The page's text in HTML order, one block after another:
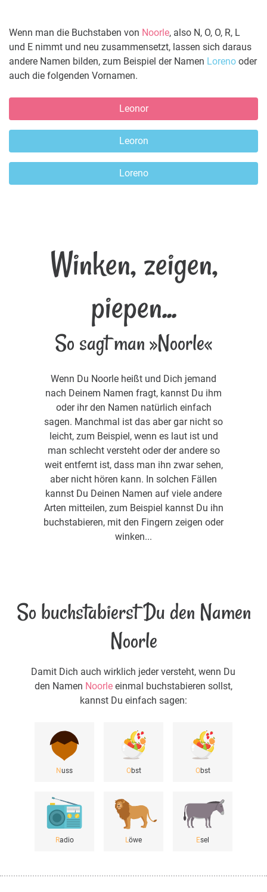
Wenn man die Buchstaben von Noorle, also N, O, O, R, L
und E nimmt und neu zusammensetzt, lassen sich daraus
andere Namen bilden, zum Beispiel der Namen Loreno oder
auch die folgenden Vornamen.
Leonor
Leoron
Loreno
Winken, zeigen,
piepen...
So sagt man »Noorle«
Wenn Du Noorle heißt und Dich jemand
nach Deinem Namen fragt, kannst Du ihm
oder ihr den Namen natürlich einfach
sagen. Manchmal ist das aber gar nicht so
leicht, zum Beispiel, wenn es laut ist und
man schlecht versteht oder der andere so
weit entfernt ist, dass man ihn zwar sehen,
aber nicht hören kann. In solchen Fällen
kannst Du Deinen Namen auf viele andere
Arten mitteilen, zum Beispiel kannst Du ihn
buchstabieren, mit den Fingern zeigen oder
winken...
So buchstabierst Du den Namen
Noorle
Damit Dich auch wirklich jeder versteht, wenn Du
den Namen Noorleeinmal buchstabieren sollst,
kannst Du einfach sagen:
Nuss Obst Obst
Radio Löwe Esel